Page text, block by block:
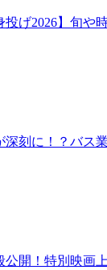
投げ2026】旬や
深刻に！？バス
公開！特別映画